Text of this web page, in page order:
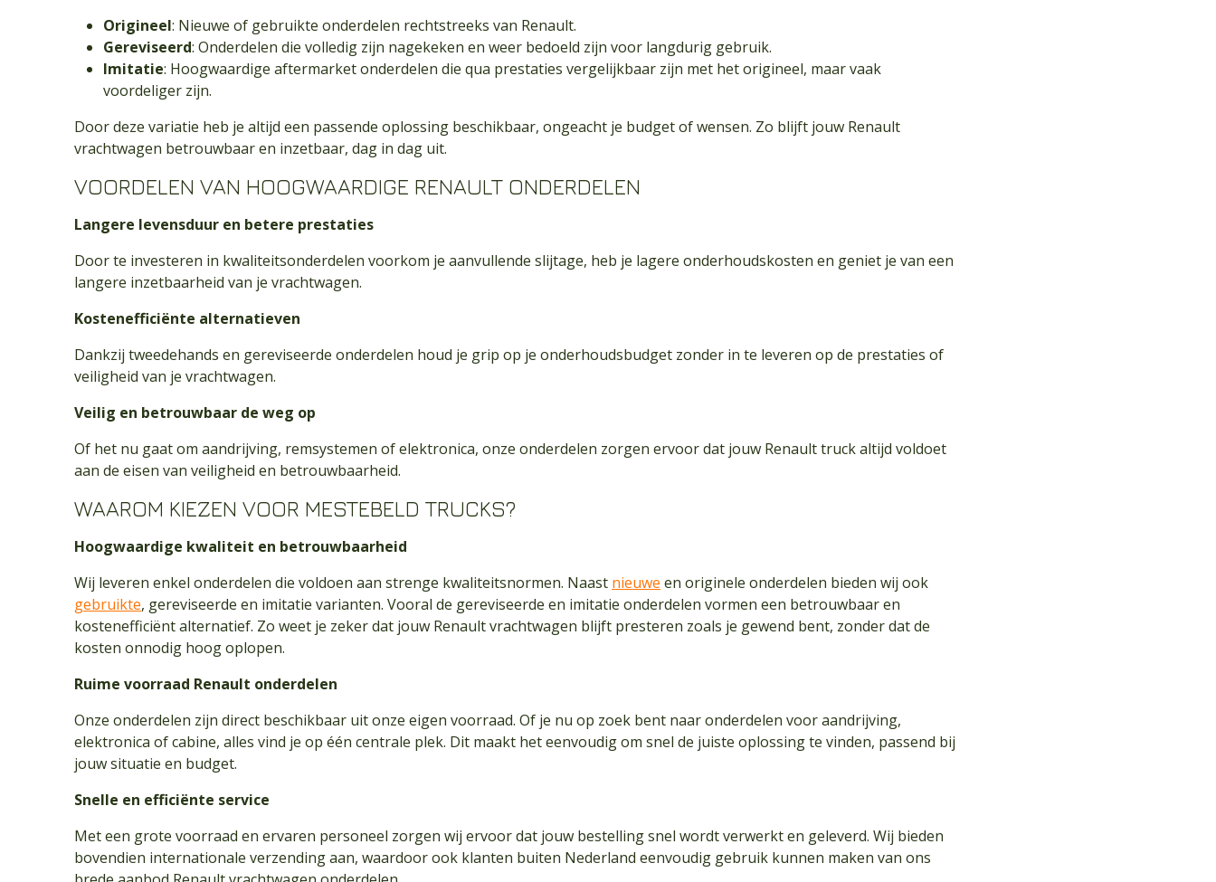
Origineel: Nieuwe of gebruikte onderdelen rechtstreeks van Renault.
Gereviseerd: Onderdelen die volledig zijn nagekeken en weer bedoeld zijn voor langdurig gebruik.
Imitatie: Hoogwaardige aftermarket onderdelen die qua prestaties vergelijkbaar zijn met het origineel, maar vaak
voordeliger zijn.
Door deze variatie heb je altijd een passende oplossing beschikbaar, ongeacht je budget of wensen. Zo blijft jouw Renault
vrachtwagen betrouwbaar en inzetbaar, dag in dag uit.
VOORDELEN VAN HOOGWAARDIGE RENAULT ONDERDELEN
Langere levensduur en betere prestaties
Door te investeren in kwaliteitsonderdelen voorkom je aanvullende slijtage, heb je lagere onderhoudskosten en geniet je van een
langere inzetbaarheid van je vrachtwagen.
Kostenefficiënte alternatieven
Dankzij tweedehands en gereviseerde onderdelen houd je grip op je onderhoudsbudget zonder in te leveren op de prestaties of
veiligheid van je vrachtwagen.
Veilig en betrouwbaar de weg op
Of het nu gaat om aandrijving, remsystemen of elektronica, onze onderdelen zorgen ervoor dat jouw Renault truck altijd voldoet
aan de eisen van veiligheid en betrouwbaarheid.
WAAROM KIEZEN VOOR MESTEBELD TRUCKS?
Hoogwaardige kwaliteit en betrouwbaarheid
Wij leveren enkel onderdelen die voldoen aan strenge kwaliteitsnormen. Naast nieuwe en originele onderdelen bieden wij ook
gebruikte, gereviseerde en imitatie varianten. Vooral de gereviseerde en imitatie onderdelen vormen een betrouwbaar en
kostenefficiënt alternatief. Zo weet je zeker dat jouw Renault vrachtwagen blijft presteren zoals je gewend bent, zonder dat de
kosten onnodig hoog oplopen.
Ruime voorraad Renault onderdelen
Onze onderdelen zijn direct beschikbaar uit onze eigen voorraad. Of je nu op zoek bent naar onderdelen voor aandrijving,
elektronica of cabine, alles vind je op één centrale plek. Dit maakt het eenvoudig om snel de juiste oplossing te vinden, passend bij
jouw situatie en budget.
Snelle en efficiënte service
Met een grote voorraad en ervaren personeel zorgen wij ervoor dat jouw bestelling snel wordt verwerkt en geleverd. Wij bieden
bovendien internationale verzending aan, waardoor ook klanten buiten Nederland eenvoudig gebruik kunnen maken van ons